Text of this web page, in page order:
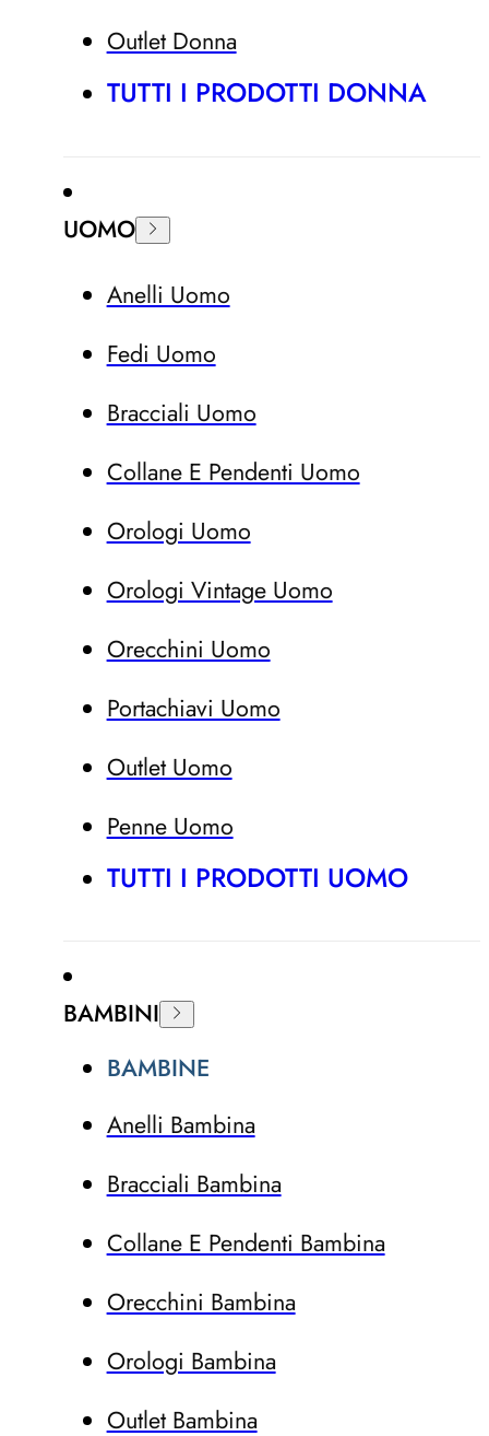
Outlet Donna
TUTTI I PRODOTTI DONNA
UOMO
Anelli Uomo
Fedi Uomo
Bracciali Uomo
Collane E Pendenti Uomo
Orologi Uomo
Orologi Vintage Uomo
Orecchini Uomo
Portachiavi Uomo
Outlet Uomo
Penne Uomo
TUTTI I PRODOTTI UOMO
BAMBINI
BAMBINE
Anelli Bambina
Bracciali Bambina
Collane E Pendenti Bambina
Orecchini Bambina
Orologi Bambina
Outlet Bambina